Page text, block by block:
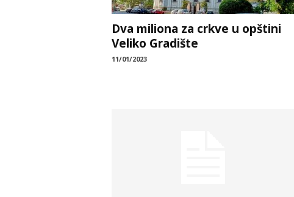
Dva miliona za crkve u opštini
Veliko Gradište
11/01/2023